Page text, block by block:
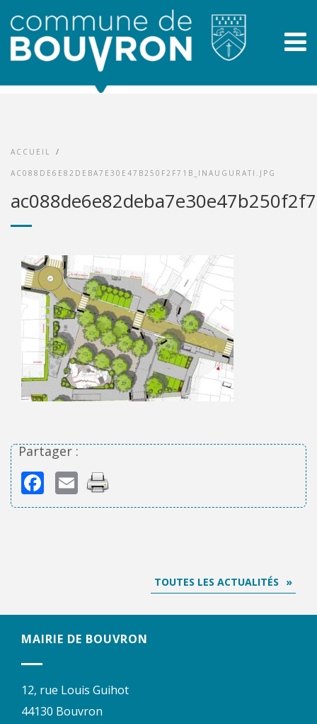
ACCUEIL /
AC088DE6E82DEBA7E30E47B250F2F71B_INAUGURATI.JPG
Partager :
Facebook
Email
TOUTES LES ACTUALITÉS
MAIRIE DE BOUVRON
12, rue Louis Guihot
44130 Bouvron